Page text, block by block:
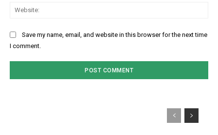
Save my name, email, and website in this browser for the next time
I comment.